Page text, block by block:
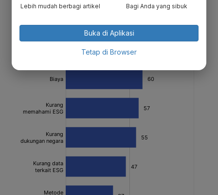
Lebih mudah berbagi artikel Bagi Anda yang sibuk
Buka di Aplikasi
Tetap di Browser